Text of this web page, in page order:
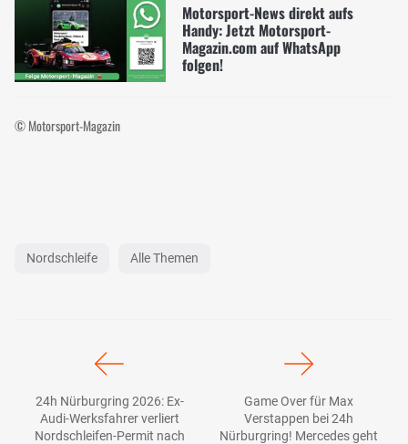
Motorsport-News direkt aufs
Handy: Jetzt Motorsport-
Magazin.com auf WhatsApp
folgen!
© Motorsport-Magazin
Nordschleife Alle Themen
24h Nürburgring 2026: Ex-
Audi-Werksfahrer verliert
Nordschleifen-Permit nach
Game Over für Max
Verstappen bei 24h
Nürburgring! Mercedes geht